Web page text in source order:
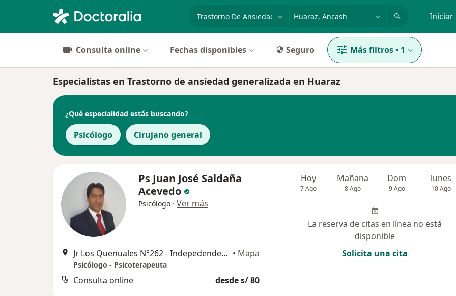
Iniciar
Consulta online Fechas disponibles Seguro Más filtros• 1
Especialistas en Trastorno de ansiedad generalizada en Huaraz
¿Qué especialidad estás buscando?
Psicólogo Cirujano general
Ps Juan José Saldaña
Acevedo
Psicólogo · Ver más
Jr Los Quenuales N°262 - Indepedendencia, Huaraz • Mapa
Psicólogo - Psicoterapeuta
Consulta online desde s/ 80
Hoy
7 Ago
Mañana
8 Ago
Dom
9 Ago
lunes
10 Ago
La reserva de citas en línea no está
disponible
Solicita una cita